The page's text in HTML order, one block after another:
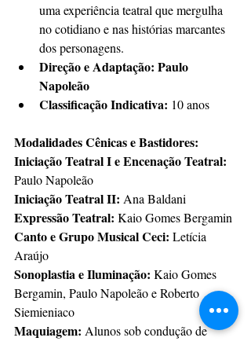
uma experiência teatral que mergulha
no cotidiano e nas histórias marcantes
dos personagens.
Direção e Adaptação: Paulo
Napoleão
Classificação Indicativa: 10 anos
Modalidades Cênicas e Bastidores:
Iniciação Teatral I e Encenação Teatral:
Paulo Napoleão
Iniciação Teatral II: Ana Baldani
Expressão Teatral: Kaio Gomes Bergamin
Canto e Grupo Musical Ceci: Letícia
Araújo
Sonoplastia e Iluminação: Kaio Gomes
Bergamin, Paulo Napoleão e Roberto
Siemieniaco
Maquiagem: Alunos sob condução de